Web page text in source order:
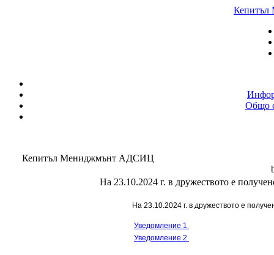
Общо
Кепитъл Мениджмънт АДСИЦ
На 23.10.2024 г. в дружеството е
На 23.10.2024 г. в дружеството е
Уведомление 1
Уведомление 2